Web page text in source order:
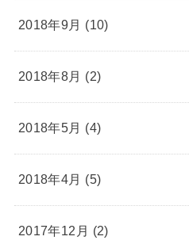
2018年9月 (10)
2018年8月 (2)
2018年5月 (4)
2018年4月 (5)
2017年12月 (2)